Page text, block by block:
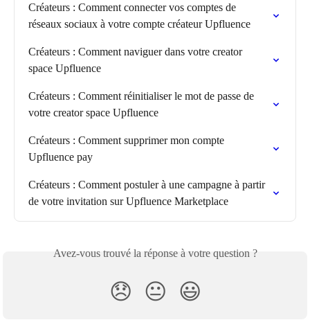
Créateurs : Comment connecter vos comptes de
réseaux sociaux à votre compte créateur Upfluence
Créateurs : Comment naviguer dans votre creator
space Upfluence
Créateurs : Comment réinitialiser le mot de passe de
votre creator space Upfluence
Créateurs : Comment supprimer mon compte
Upfluence pay
Créateurs : Comment postuler à une campagne à partir
de votre invitation sur Upfluence Marketplace
Avez-vous trouvé la réponse à votre question ?
😞 😐 😃